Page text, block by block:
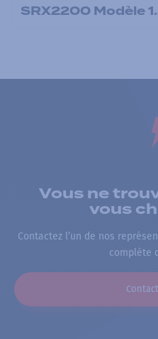
SRX2200 Modèle
Vous ne
vous
Contactez l’un de nos
complète